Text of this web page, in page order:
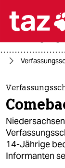
themen
politik
öko
gesellschaft
14-Jährige
Informanten